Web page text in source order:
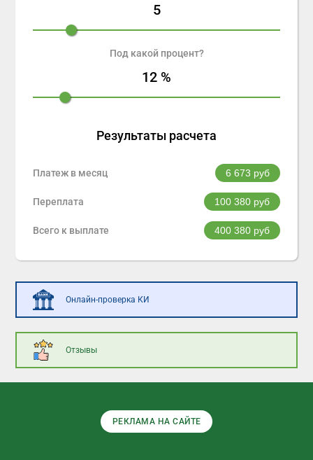
5
Под какой процент?
12 %
Результаты расчета
Платеж в месяц 6 673 руб
Переплата 100 380руб
Всего к выплате 400 380руб
Онлайн-проверка КИ
Отзывы
РЕКЛАМА НА САЙТЕ